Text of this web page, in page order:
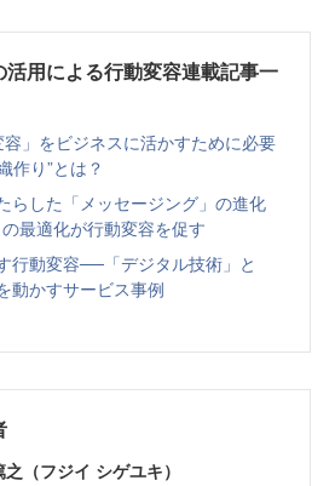
活用による行動変容連載記事一
容」をビジネスに活かすために必要
作り”とは？
らした「メッセージング」の進化
最適化が行動変容を促す
行動変容──「デジタル技術」と
動かすサービス事例
（フジイ シゲユキ）